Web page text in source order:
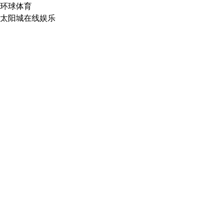
环球体育
太阳城在线娱乐